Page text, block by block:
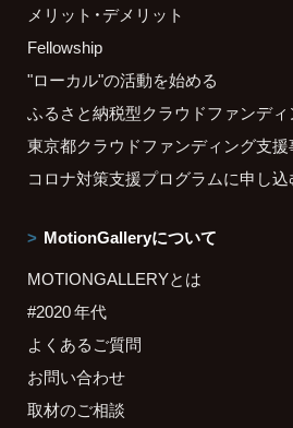
メリット・デメリット
Fellowship
"ローカル"の活動を始める
ふるさと納税型クラウドファンデ
東京都クラウドファンディング支
コロナ対策支援プログラムに申し込
MotionGalleryについて
MOTIONGALLERYとは
#2020 年代
よくあるご質問
お問い合わせ
取材のご相談